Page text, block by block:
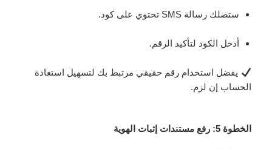
ستصلك رسالة SMS تحتوي على كود.
أدخل الكود لتأكيد الرقم.
يفضل استخدام رقم حقيقي مرتبط بك لتسهيل استعادة
الحساب إن لزم.
الخطوة 5: رفع مستندات إثبات الهوية